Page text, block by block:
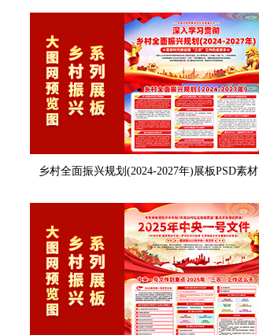
乡村全面振兴规划(2024-2027年)展板PSD素材